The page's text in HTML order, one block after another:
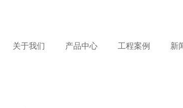
关于我们 产品中心 工程案例 新